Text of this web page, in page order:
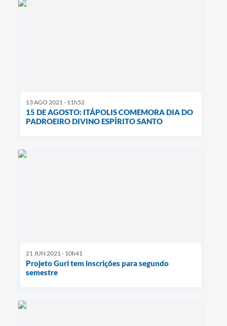
13 AGO 2021 - 11h52
15 DE AGOSTO: ITÁPOLIS COMEMORA DIA DO
PADROEIRO DIVINO ESPÍRITO SANTO
21 JUN 2021 - 10h41
Projeto Guri tem inscrições para segundo
semestre